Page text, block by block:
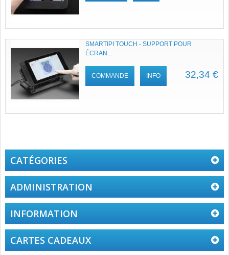
SMARTIPI TOUCH - SUPPORT POUR
ÉCRAN...
32,34 €
COMMANDE INFO
CATÉGORIES
ADMINISTRATION
INFORMATION
CARTES CADEAUX